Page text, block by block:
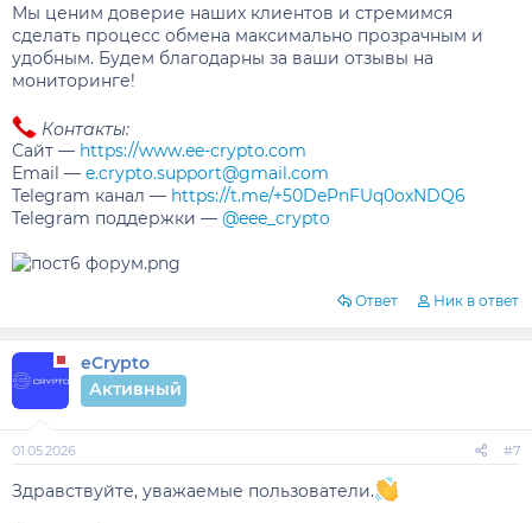
Мы ценим доверие наших клиентов и стремимся
сделать процесс обмена максимально прозрачным и
удобным. Будем благодарны за ваши отзывы на
мониторинге!
Контакты:
Сайт — https://www.ee-crypto.com
Email — e.crypto.support@gmail.com
Telegram канал — https://t.me/+50DePnFUq0oxNDQ6
Telegram поддержки — @eee_crypto
Ответ Ник в ответ
eCrypto
Активный
01.05.2026 #7
Здравствуйте, уважаемые пользователи.